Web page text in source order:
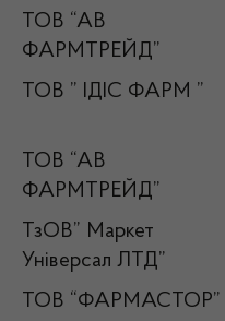
ТОВ “АВ
ФАРМТРЕЙД”
ТОВ ” ІДІС ФАРМ ”
ТОВ “АВ
ФАРМТРЕЙД”
ТзОВ” Маркет
Універсал ЛТД”
ТОВ “ФАРМАСТОР”